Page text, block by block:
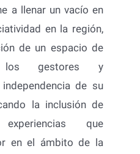
a llenar un vacío en
en la región,
de un espacio de
los gestores y
de su
la inclusión de
que
en el ámbito de la